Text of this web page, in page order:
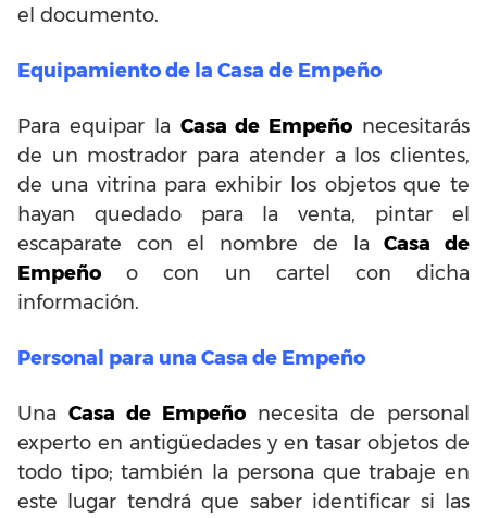
el documento.
Equipamiento de la Casa de Empeño
Para equipar la Casa de Empeño necesitarás
de un mostrador para atender a los clientes,
de una vitrina para exhibir los objetos que te
hayan quedado para la venta, pintar el
escaparate con el nombre de laCasa de
Empeño o con un cartel con dicha
información.
Personal para una Casa de Empeño
Una Casa de Empeño necesita de personal
experto en antigüedades y en tasar objetos de
todo tipo; también la persona que trabaje en
este lugar tendrá que saber identificar si las